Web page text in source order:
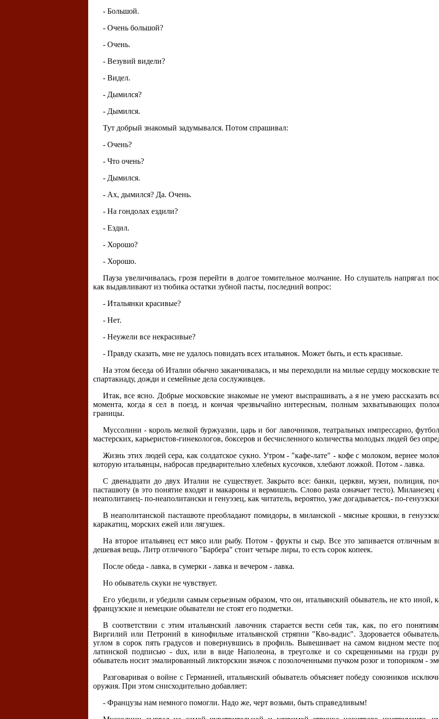
- Большой.
- Очень большой?
- Очень.
- Везувий видели?
- Видел.
- Дымился?
- Дымился.
Тут добрый знакомый задумывался. Потом спрашивал:
- Очень?
- Что очень?
- Дымился.
- Ах, дымился? Да. Очень.
- На гондолах ездили?
- Ездил.
- Хорошо?
- Хорошо.
Пауза увеличивалась, грозя перейти в долгое томительное молчание. Но слушатель напрягал
как выдавливают из тюбика остатки зубной пасты, последний вопрос:
- Итальянки красивые?
- Нет.
- Неужели все некрасивые?
- Правду сказать, мне не удалось повидать всех итальянок. Может быть, и есть красивые.
На этом беседа об Италии обычно заканчивалась, и мы переходили на милые сердцу московские
спартакиаду, дожди и семейные дела сослуживцев.
Итак, все ясно. Добрые московские знакомые не умеют выспрашивать, а я не умею рассказать
момента, когда я сел в поезд, и кончая чрезвычайно интересным, полным захватывающих
границы.
Муссолини - король мелкой буржуазии, царь и бог лавочников, театральных импрессарио,
мастерских, карьеристов-гинекологов, боксеров и бесчисленного количества молодых людей без
Жизнь этих людей сера, как солдатское сукно. Утром - "кафе-лате" - кофе с молоком, вернее
которую итальянцы, набросав предварительно хлебных кусочков, хлебают ложкой. Потом - лавка.
С двенадцати до двух Италии не существует. Закрыто все: банки, церкви, музеи, полиция,
пасташюту (в это понятие входят и макароны и вермишель. Слово pasta означает тесто).
неаполитанец- по-неаполитански и генуэзец, как читатель, вероятно, уже догадывается,- по-
В неаполитанской пасташюте преобладают помидоры, в миланской - мясные крошки, в
каракатиц, морских ежей или лягушек.
На второе итальянец ест мясо или рыбу. Потом - фрукты и сыр. Все это запивается отличным
дешевая вещь. Литр отличного "Барбера" стоит четыре лиры, то есть сорок копеек.
После обеда - лавка, в сумерки - лавка и вечером - лавка.
Но обыватель скуки не чувствует.
Его убедили, и убедили самым серьезным образом, что он, итальянский обыватель, не кто иной,
французские и немецкие обыватели не стоят его подметки.
В соответствии с этим итальянский лавочник старается вести себя так, как, по его
Виргилий или Петроний в кинофильме итальянской стряпни "Кво-вадис". Здоровается
углом в сорок пять градусов и повернувшись в профиль. Вывешивает на самом видном месте
латинской подписью - dux, или в виде Наполеона, в треуголке и со скрещенными на груди
обыватель носит эмалированный ликторскии значок с позолоченными пучком розог и топориком -
Разговаривая о войне с Германией, итальянский обыватель объясняет победу союзников
оружия. При этом снисходительно добавляет:
- Французы нам немного помогли. Надо же, черт возьми, быть справедливым!